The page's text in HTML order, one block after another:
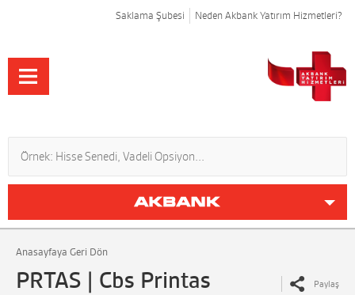
Saklama Şubesi Neden Akbank Yatırım Hizmetleri?
Anasayfaya Geri Dön
PRTAS | Cbs Printas Paylaş